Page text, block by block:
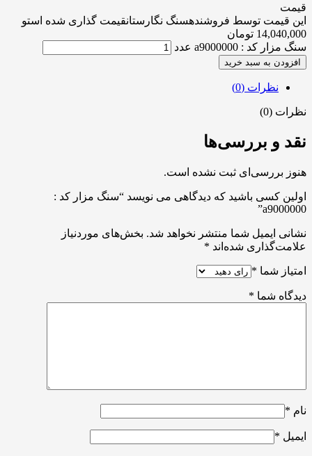
قیمت
این قیمت توسط فروشندهسنگ نگارستانقیمت گذاری شده استو
14,040,000 تومان
سنگ مزار کد : a9000000 عدد
افزودن به سبد خرید
نظرات (0)
نظرات (0)
نقد و بررسی‌ها
هنوز بررسی‌ای ثبت نشده است.
اولین کسی باشید که دیدگاهی می نویسد “سنگ مزار کد :
a9000000”
نشانی ایمیل شما منتشر نخواهد شد. بخش‌های موردنیاز
علامت‌گذاری شده‌اند *
امتیاز شما *
دیدگاه شما *
نام *
ایمیل *